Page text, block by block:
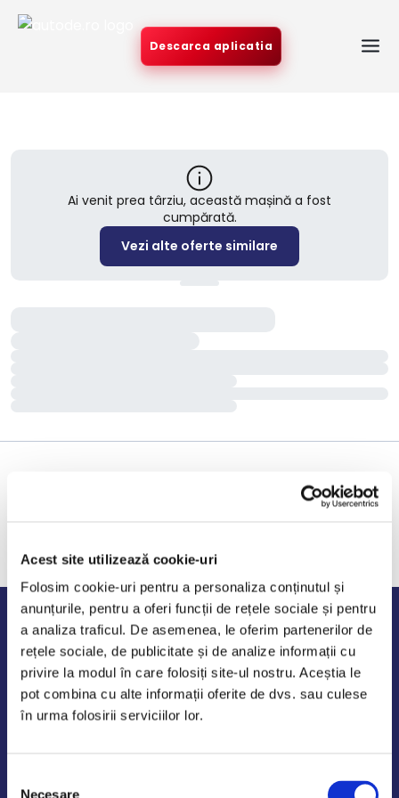
Acest site utilizează cookie-uri
Folosim cookie-uri pentru a personaliza conținutul și
anunțurile, pentru a oferi funcții de rețele sociale și pentru
a analiza traficul. De asemenea, le oferim partenerilor de
rețele sociale, de publicitate și de analize informații cu
privire la modul în care folosiți site-ul nostru. Aceștia le
pot combina cu alte informații oferite de dvs. sau culese
în urma folosirii serviciilor lor.
Necesare
Descarca aplicatia
Ai venit prea târziu, această mașină a fost
cumpărată.
Vezi alte oferte similare
Program de lucru
Luni - Vineri: 09:00-18:00
Sambata - Duminica: 10:00-14:00